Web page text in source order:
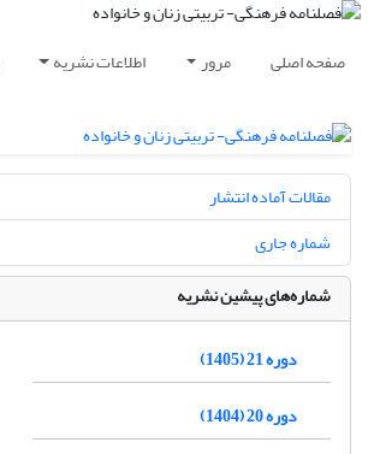
صفحه اصلی مرور اطلاعات نشریه
مقالات آماده انتشار
شماره جاری
شماره‌های پیشین نشریه
دوره 21 (1405)
دوره 20 (1404)